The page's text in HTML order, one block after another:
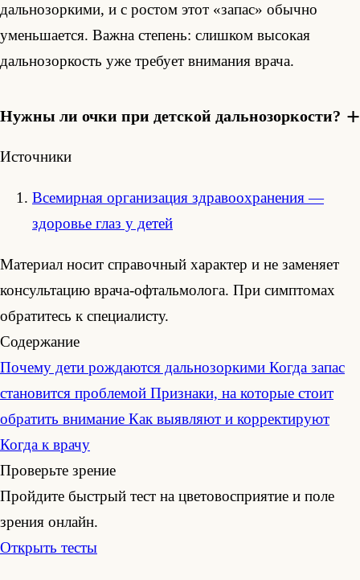
дальнозоркими, и с ростом этот «запас» обычно
уменьшается. Важна степень: слишком высокая
дальнозоркость уже требует внимания врача.
Нужны ли очки при детской дальнозоркости?
Источники
Всемирная организация здравоохранения —
здоровье глаз у детей
Материал носит справочный характер и не заменяет
консультацию врача-офтальмолога. При симптомах
обратитесь к специалисту.
Содержание
Почему дети рождаются дальнозоркими Когда запас
становится проблемой Признаки, на которые стоит
обратить внимание Как выявляют и корректируют
Когда к врачу
Проверьте зрение
Пройдите быстрый тест на цветовосприятие и поле
зрения онлайн.
Открыть тесты